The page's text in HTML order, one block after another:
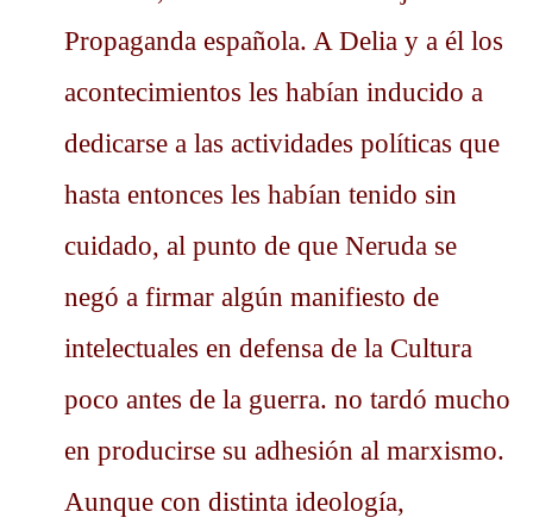
Propaganda española. A Delia y a él los
acontecimientos les habían inducido a
dedicarse a las actividades políticas que
hasta entonces les habían tenido sin
cuidado, al punto de que Neruda se
negó a firmar algún manifiesto de
intelectuales en defensa de la Cultura
poco antes de la guerra. no tardó mucho
en producirse su adhesión al marxismo.
Aunque con distinta ideología,